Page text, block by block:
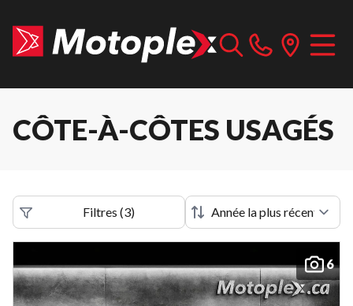
CÔTE-À-CÔTES USAGÉS
Filtres (3)
6